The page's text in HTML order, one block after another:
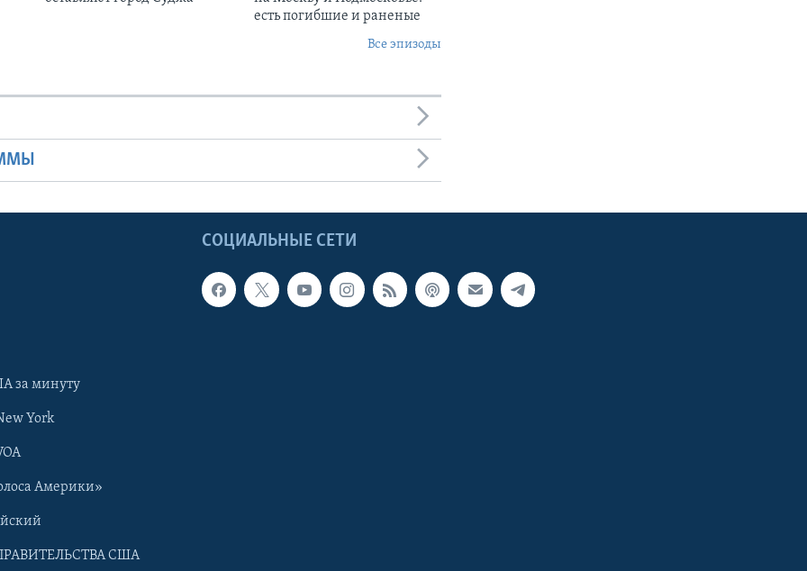
есть погибшие и раненые
Все эпизоды
СОЦИАЛЬНЫЕ СЕТИ
за минуту
York
Америки»
США